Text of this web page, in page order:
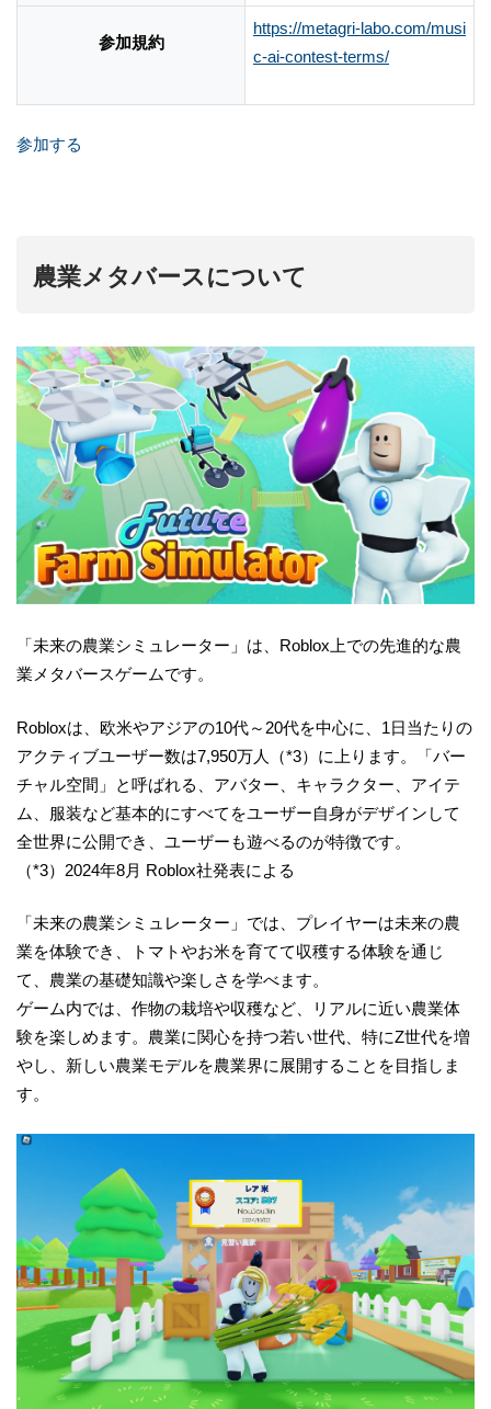
参加規約
https://metagri-labo.com/musi
c-ai-contest-terms/
参加する
農業メタバースについて
「未来の農業シミュレーター」は、Roblox上での先進的な農
業メタバースゲームです。
Robloxは、欧米やアジアの10代～20代を中心に、1日当たりの
アクティブユーザー数は7,950万人（*3）に上ります。「バー
チャル空間」と呼ばれる、アバター、キャラクター、アイテ
ム、服装など基本的にすべてをユーザー自身がデザインして
全世界に公開でき、ユーザーも遊べるのが特徴です。
（*3）2024年8月 Roblox社発表による
「未来の農業シミュレーター」では、プレイヤーは未来の農
業を体験でき、トマトやお米を育てて収穫する体験を通じ
て、農業の基礎知識や楽しさを学べます。
ゲーム内では、作物の栽培や収穫など、リアルに近い農業体
験を楽しめます。農業に関心を持つ若い世代、特にZ世代を増
やし、新しい農業モデルを農業界に展開することを目指しま
す。